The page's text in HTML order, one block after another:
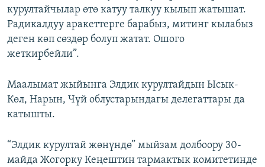
курултайчылар өтө катуу талкуу кылып жатышат.
Радикалдуу аракеттерге барабыз, митинг кылабыз
деген көп сөздөр болуп жатат. Ошого
жеткирбейли”.
Маалымат жыйынга Элдик курултайдын Ысык-
Көл, Нарын, Чүй облустарындагы делегаттары да
катышты.
“Элдик курултай жөнүндө” мыйзам долбоору 30-
майда Жогорку Кеңештин тармактык комитетинде